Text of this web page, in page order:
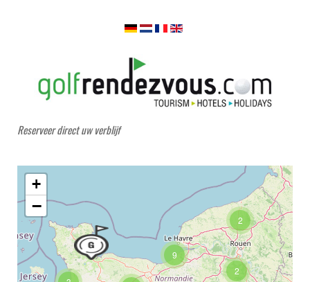
Reserveer direct uw verblijf
2
2
9
+
−